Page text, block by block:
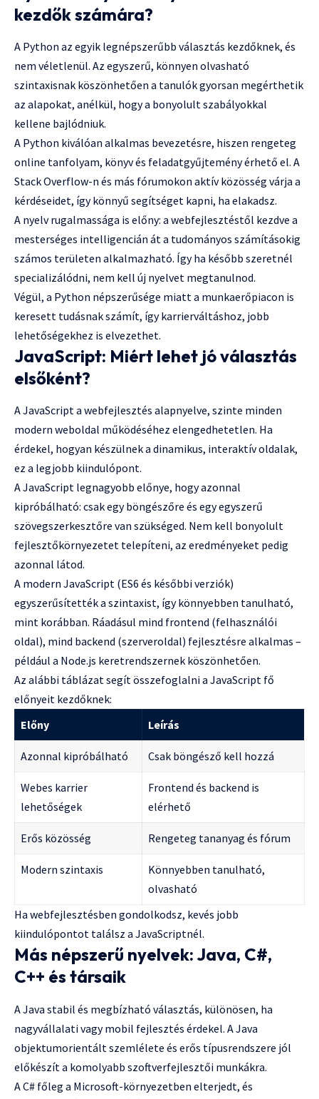
kezdők számára?
A Python az egyik legnépszerűbb választás kezdőknek, és
nem véletlenül. Az egyszerű, könnyen olvasható
szintaxisnak köszönhetően a tanulók gyorsan megérthetik
az alapokat, anélkül, hogy a bonyolult szabályokkal
kellene bajlódniuk.
A Python kiválóan alkalmas bevezetésre, hiszen rengeteg
online tanfolyam, könyv és feladatgyűjtemény érhető el. A
Stack Overflow-n és más fórumokon aktív közösség várja a
kérdéseidet, így könnyű segítséget kapni, ha elakadsz.
A nyelv rugalmassága is előny: a webfejlesztéstől kezdve a
mesterséges intelligencián át a tudományos számításokig
számos területen alkalmazható. Így ha később szeretnél
specializálódni, nem kell új nyelvet megtanulnod.
Végül, a Python népszerűsége miatt a munkaerőpiacon is
keresett tudásnak számít, így karrierváltáshoz, jobb
lehetőségekhez is elvezethet.
JavaScript: Miért lehet jó választás
elsőként?
A JavaScript a webfejlesztés alapnyelve, szinte minden
modern weboldal működéséhez elengedhetetlen. Ha
érdekel, hogyan készülnek a dinamikus, interaktív oldalak,
ez a legjobb kiindulópont.
A JavaScript legnagyobb előnye, hogy azonnal
kipróbálható: csak egy böngészőre és egy egyszerű
szövegszerkesztőre van szükséged. Nem kell bonyolult
fejlesztőkörnyezetet telepíteni, az eredményeket pedig
azonnal látod.
A modern JavaScript (ES6 és későbbi verziók)
egyszerűsítették a szintaxist, így könnyebben tanulható,
mint korábban. Ráadásul mind frontend (felhasználói
oldal), mind backend (szerveroldal) fejlesztésre alkalmas –
például a Node.js keretrendszernek köszönhetően.
Az alábbi táblázat segít összefoglalni a JavaScript fő
előnyeit kezdőknek:
Előny
Leírás
Azonnal kipróbálható Csak böngésző kell hozzá
Webes karrier
lehetőségek
Frontend és backend is
elérhető
Erős közösség Rengeteg tananyag és fórum
Modern szintaxis
Könnyebben tanulható,
olvasható
Ha webfejlesztésben gondolkodsz, kevés jobb
kiindulópontot találsz a JavaScriptnél.
Más népszerű nyelvek: Java, C#,
C++ és társaik
A Java stabil és megbízható választás, különösen, ha
nagyvállalati vagy mobil fejlesztés érdekel. A Java
objektumorientált szemlélete és erős típusrendszere jól
előkészít a komolyabb szoftverfejlesztői munkákra.
A C# főleg a Microsoft-környezetben elterjedt, és